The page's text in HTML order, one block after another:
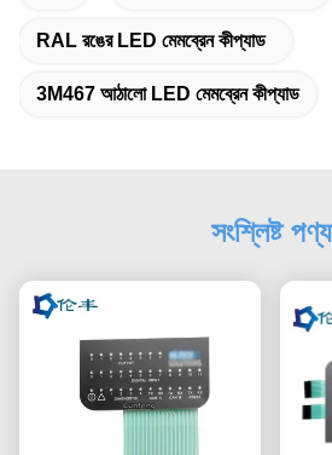
RAL রঙের LED মেমব্রেন কীপ্যাড
3M467 আঠালো LED মেমব্রেন কীপ্যাড
সংশ্লিষ্ট পণ্য